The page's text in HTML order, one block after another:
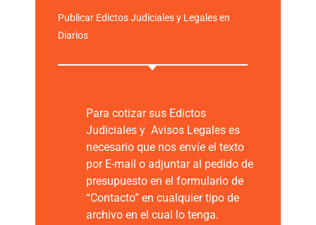
Publicar Edictos Judiciales y Legales en
Diarios
Para cotizar sus Edictos
Judiciales y Avisos Legales es
necesario que nos envíe el texto
por E-mail o adjuntar al pedido de
presupuesto en el formulario de
“Contacto” en cualquier tipo de
archivo en el cual lo tenga.